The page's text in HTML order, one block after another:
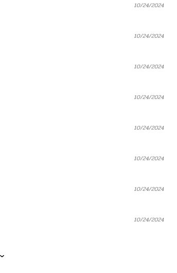
10/24/2024
10/24/2024
10/24/2024
10/24/2024
10/24/2024
10/24/2024
10/24/2024
10/24/2024